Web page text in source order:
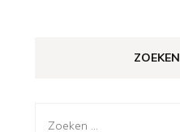
ZOEKEN
Zoeken